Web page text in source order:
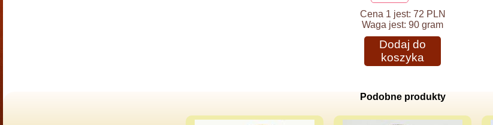
Cena 1 jest: 72 PLN
Waga jest: 90 gram
Dodaj do
koszyka
Podobne produkty